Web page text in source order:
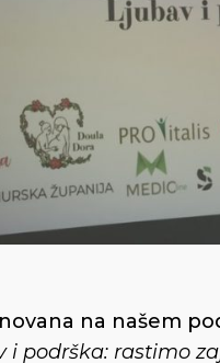
na našem
i podrška: rastimo